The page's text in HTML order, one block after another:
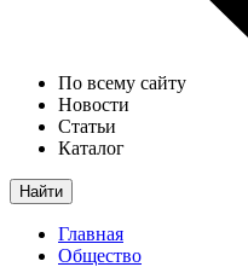
По всему сайту
Новости
Статьи
Каталог
Найти
Главная
Общество